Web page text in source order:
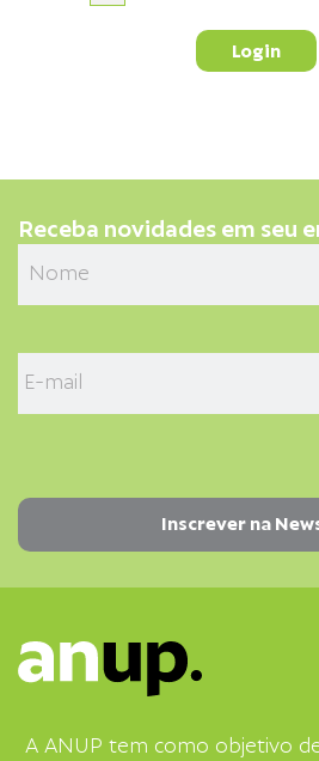
Receba novidades em seu
A ANUP tem como objetivo